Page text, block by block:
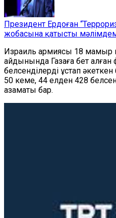
Президент Ердоған
жобасына қатысты
Израиль армиясы 18 мамыр
айдынында Газаға бет
белсенділерді ұстап
50 кеме, 44 елден 428
азаматы бар.